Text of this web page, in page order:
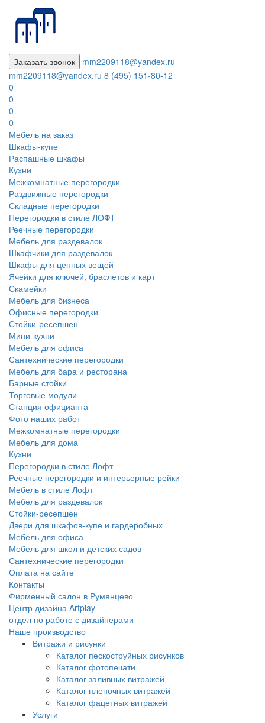
Заказать звонок
mm2209118@yandex.ru
mm2209118@yandex.ru 8 (495) 151-80-12
0
0
0
0
Мебель на заказ
Шкафы-купе
Распашные шкафы
Кухни
Межкомнатные перегородки
Раздвижные перегородки
Складные перегородки
Перегородки в стиле ЛОФТ
Реечные перегородки
Мебель для раздевалок
Шкафчики для раздевалок
Шкафы для ценных вещей
Ячейки для ключей, браслетов и карт
Скамейки
Мебель для бизнеса
Офисные перегородки
Стойки-ресепшен
Мини-кухни
Мебель для офиса
Сантехнические перегородки
Мебель для бара и ресторана
Барные стойки
Торговые модули
Станция официанта
Фото наших работ
Межкомнатные перегородки
Мебель для дома
Кухни
Перегородки в стиле Лофт
Реечные перегородки и интерьерные рейки
Мебель в стиле Лофт
Мебель для раздевалок
Стойки-ресепшен
Двери для шкафов-купе и гардеробных
Мебель для офиса
Мебель для школ и детских садов
Сантехнические перегородки
Оплата на сайте
Контакты
Фирменный салон в Румянцево
Центр дизайна Artplay
отдел по работе с дизайнерами
Наше производство
Витражи и рисунки
Каталог пескоструйных рисунков
Каталог фотопечати
Каталог заливных витражей
Каталог пленочных витражей
Каталог фацетных витражей
Услуги